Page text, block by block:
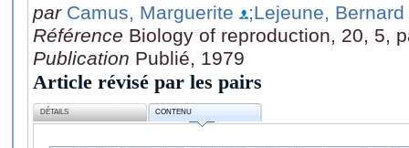
par Camus, Marguerite
;Lejeune, Bernard
Référence Biology of reproduction, 20, 5,
Publication Publié, 1979
Article révisé par les pairs
DÉTAILS CONTENU